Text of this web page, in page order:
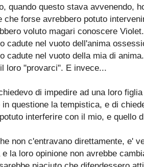
quando questo stava avvenendo,
che forse avrebbero potuto
voluto magari conoscere
cadute nel vuoto dell'anima
cadute nel vuoto della mia di
loro "provarci". E invece...
di impedire ad una loro
in questione la tempistica, e di
interferire con il mio, e quello
non c'entravano direttamente, e'
e la loro opinione non avrebbe